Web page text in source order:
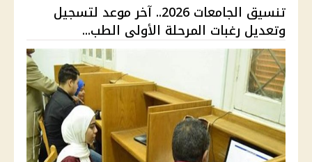
تنسيق الجامعات 2026.. آخر موعد لتسجيل
وتعديل رغبات المرحلة الأولى الطب...